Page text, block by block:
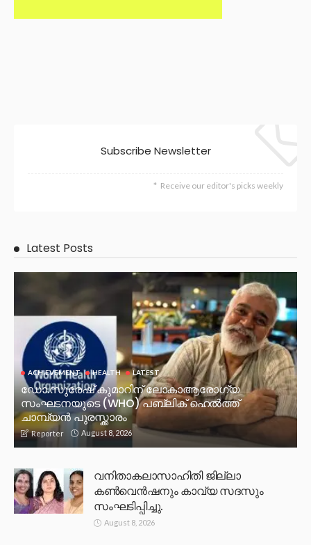
Subscribe Newsletter
Receive our editor's picks weekly
Latest Posts
ACHIEVEMENT HEALTH LATEST
ഡോ.സുരേഷ് കുമാറിന് ലോകാആരോഗ്യ
സംഘടനയുടെ (WHO) പബ്ലിക് ഹെൽത്ത്
ചാമ്പ്യൻ പുരസ്ക്കാരം
Reporter August 8, 2026
വനിതാകലാസാഹിതി ജില്ലാ
കൺവെൻഷനും കാവ്യ സദസും
സംഘടിപ്പിച്ചു.
August 8, 2026